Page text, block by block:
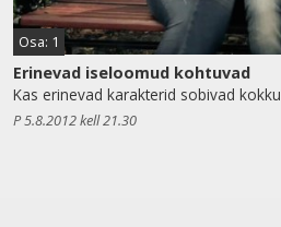
Osa: 1
Erinevad iseloomud kohtuvad
Kas erinevad karakterid sobivad
P 5.8.2012 kell 21.30